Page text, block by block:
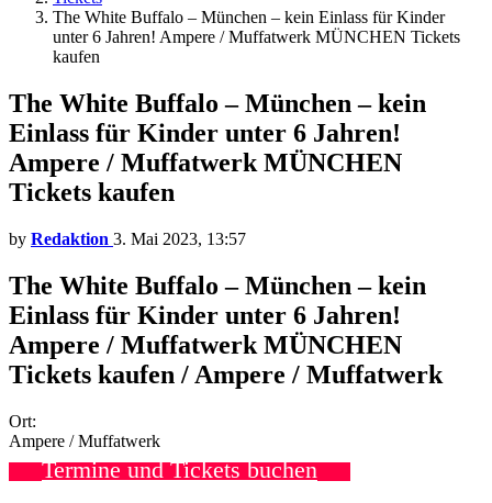
The White Buffalo – München – kein Einlass für Kinder
unter 6 Jahren! Ampere / Muffatwerk MÜNCHEN Tickets
kaufen
The White Buffalo – München – kein
Einlass für Kinder unter 6 Jahren!
Ampere / Muffatwerk MÜNCHEN
Tickets kaufen
by Redaktion 3. Mai 2023, 13:57
The White Buffalo – München – kein
Einlass für Kinder unter 6 Jahren!
Ampere / Muffatwerk MÜNCHEN
Tickets kaufen / Ampere / Muffatwerk
Ort:
Ampere / Muffatwerk
Termine und Tickets buchen